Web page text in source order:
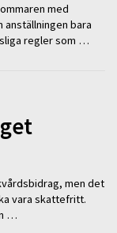
med
bara
regler som …
men det
vara skattefritt.
…